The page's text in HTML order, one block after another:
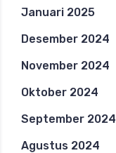
Januari 2025
Desember 2024
November 2024
Oktober 2024
September 2024
Agustus 2024